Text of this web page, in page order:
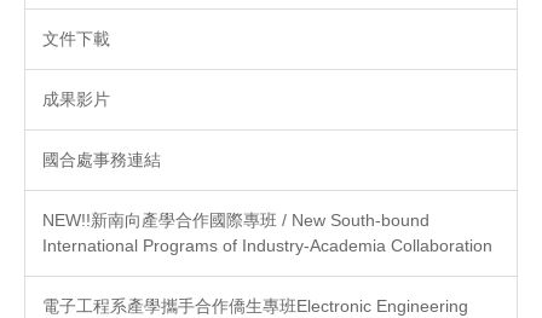
文件下載
成果影片
國合處事務連結
NEW!!新南向產學合作國際專班 / New South-bound
International Programs of Industry-Academia Collaboration
電子工程系產學攜手合作僑生專班Electronic Engineering